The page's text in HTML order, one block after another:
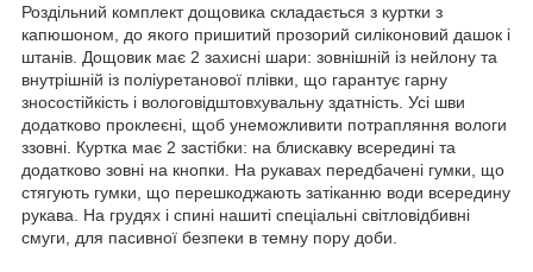
Роздільний комплект дощовика складається з куртки з
капюшоном, до якого пришитий прозорий силіконовий дашок і
штанів. Дощовик має 2 захисні шари: зовнішній із нейлону та
внутрішній із поліуретанової плівки, що гарантує гарну
зносостійкість і вологовідштовхувальну здатність. Усі шви
додатково проклеєні, щоб унеможливити потрапляння вологи
ззовні. Куртка має 2 застібки: на блискавку всередині та
додатково зовні на кнопки. На рукавах передбачені гумки, що
стягують гумки, що перешкоджають затіканню води всередину
рукава. На грудях і спині нашиті спеціальні світловідбивні
смуги, для пасивної безпеки в темну пору доби.